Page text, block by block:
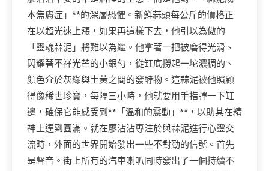
本焦慮症」**的深層恐懼。新鮮蒜頭每公斤的價格正
在以超光速上漲，如果再這樣下去，他引以為傲的
「靈魂蒜泥」將難以為繼。他拿著一把被磨得光滑、
閃耀著不祥光芒的小銀勺，從缸底撈起一坨濃稠的、
顏色介於灰綠與土黃之間的發酵物。這蒜泥被他照顧
得像稀世珍寶，每隔三小時，他就要用手指彈一下缸
邊，確保它能感受到**「溫和的震動」**，以助其在精
神上達到圓滿。就在廖沾沾專注於與蒜泥進行心靈交
流時，外面的世界開始發出一些不對勁的信號。首先
是聲音。街上所有的汽車喇叭同時發出了一個持續不